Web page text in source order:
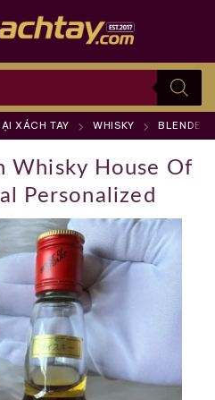
XÁCH TAY WHISKY BLENDED
Whisky House Of
Personalized